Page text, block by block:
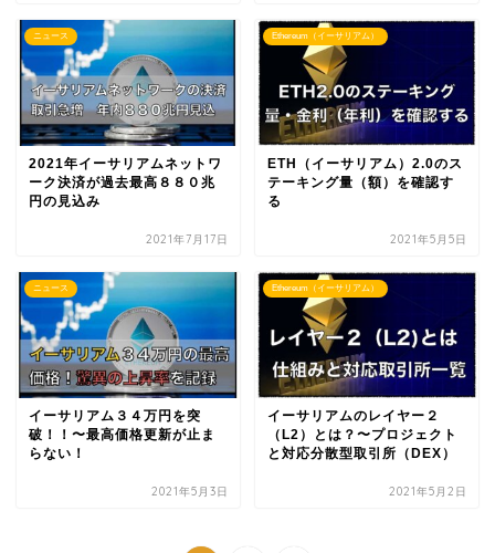
ニュース
2021年イーサリアムネットワ
ーク決済が過去最高８８０兆
円の見込み
2021年7月17日
Ethereum（イーサリアム）
ETH（イーサリアム）2.0のス
テーキング量（額）を確認す
る
2021年5月5日
ニュース
イーサリアム３４万円を突
破！！〜最高価格更新が止ま
らない！
2021年5月3日
Ethereum（イーサリアム）
イーサリアムのレイヤー２
（L2）とは？〜プロジェクト
と対応分散型取引所（DEX）
2021年5月2日